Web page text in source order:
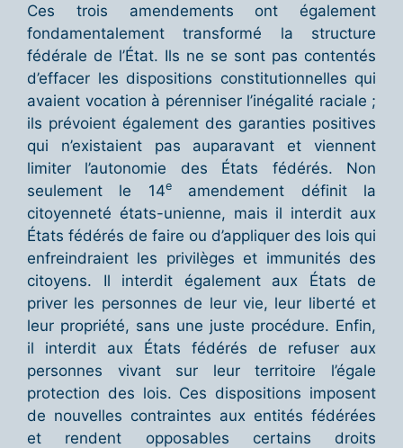
Ces trois amendements ont également
fondamentalement transformé la structure
fédérale de l’État. Ils ne se sont pas contentés
d’effacer les dispositions constitutionnelles qui
avaient vocation à pérenniser l’inégalité raciale ;
ils prévoient également des garanties positives
qui n’existaient pas auparavant et viennent
limiter l’autonomie des États fédérés. Non
seulement le 14eamendement définit la
citoyenneté états-unienne, mais il interdit aux
États fédérés de faire ou d’appliquer des lois qui
enfreindraient les privilèges et immunités des
citoyens. Il interdit également aux États de
priver les personnes de leur vie, leur liberté et
leur propriété, sans une juste procédure. Enfin,
il interdit aux États fédérés de refuser aux
personnes vivant sur leur territoire l’égale
protection des lois. Ces dispositions imposent
de nouvelles contraintes aux entités fédérées
et rendent opposables certains droits